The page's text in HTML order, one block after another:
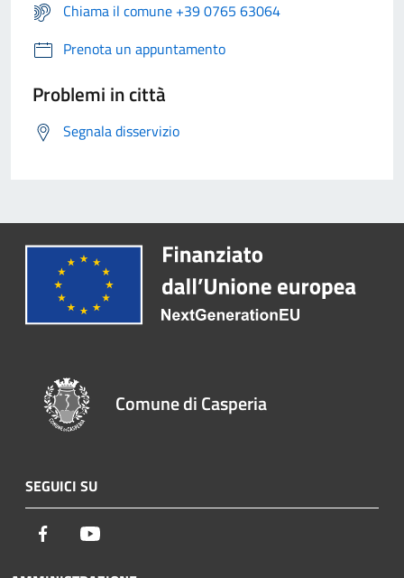
Chiama il comune +39 0765 63064
Prenota un appuntamento
Problemi in città
Segnala disservizio
Comune di Casperia
SEGUICI SU
Facebook